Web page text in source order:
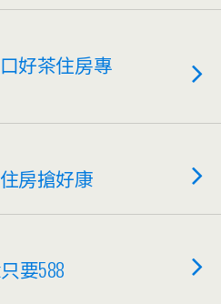
好茶住房專
房搶好康
要588